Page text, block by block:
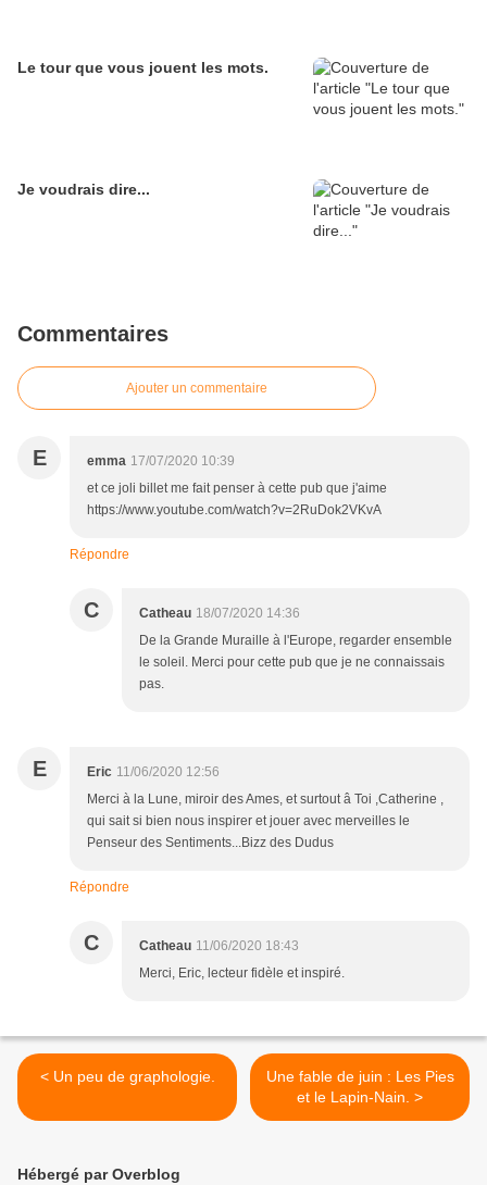
Le tour que vous jouent les mots.
Je voudrais dire...
Commentaires
Ajouter un commentaire
E emma 17/07/2020 10:39
et ce joli billet me fait penser à cette pub que j'aime
https://www.youtube.com/watch?v=2RuDok2VKvA
Répondre
C Catheau 18/07/2020 14:36
De la Grande Muraille à l'Europe, regarder ensemble
le soleil. Merci pour cette pub que je ne connaissais
pas.
E Eric 11/06/2020 12:56
Merci à la Lune, miroir des Ames, et surtout â Toi ,Catherine ,
qui sait si bien nous inspirer et jouer avec merveilles le
Penseur des Sentiments...Bizz des Dudus
Répondre
C Catheau 11/06/2020 18:43
Merci, Eric, lecteur fidèle et inspiré.
< Un peu de graphologie.
Une fable de juin : Les Pies
et le Lapin-Nain. >
Hébergé par Overblog